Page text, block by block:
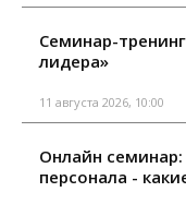
Семинар-
лидера»
11 августа 2026, 10:00
Онлайн
персонала -